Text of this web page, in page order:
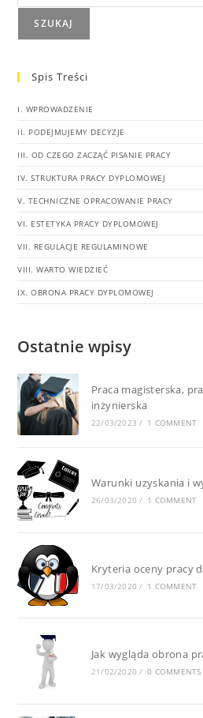
SZUKAJ
Spis Treści
I. WPROWADZENIE
II. PODEJMUJEMY DECYZJE
III. OD CZEGO ZACZĄĆ PISANIE PRACY
IV. STRUKTURA PRACY DYPLOMOWEJ
V. TECHNICZNE OPRACOWANIE PRACY
VI. ESTETYKA PRACY DYPLOMOWEJ
VII. REGULACJE REGULAMINOWE
VIII. WARTO WIEDZIEĆ
IX. OBRONA PRACY DYPLOMOWEJ
Ostatnie wpisy
Praca magisterska,
inżynierska
22/03/2023 / 1 COMMENT
Warunki uzyskania i
26/03/2020 / 1 COMMENT
Kryteria oceny pracy
17/03/2020 / 1 COMMENT
Jak wygląda obrona
21/02/2020 / 0 COMMENTS